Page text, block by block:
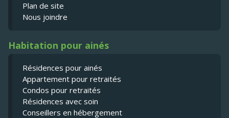
Plan de site
Nous joindre
Habitation pour ainés
Résidences pour ainés
Appartement pour retraités
Condos pour retraités
Résidences avec soin
Conseillers en hébergement